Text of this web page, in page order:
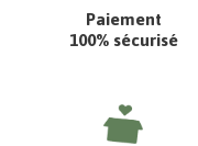
Paiement
100% sécurisé